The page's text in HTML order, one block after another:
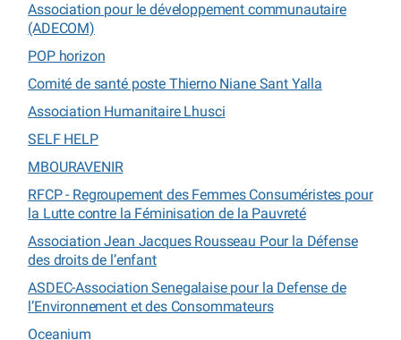
Association pour le développement communautaire
(ADECOM)
POP horizon
Comité de santé poste Thierno Niane Sant Yalla
Association Humanitaire Lhusci
SELF HELP
MBOURAVENIR
RFCP - Regroupement des Femmes Consuméristes pour
la Lutte contre la Féminisation de la Pauvreté
Association Jean Jacques Rousseau Pour la Défense
des droits de l’enfant
ASDEC-Association Senegalaise pour la Defense de
l’Environnement et des Consommateurs
Oceanium